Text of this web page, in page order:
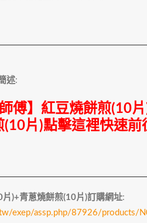
述:
傅】紅豆燒餅煎(10
(10片)點擊這裡快速前
片)+青蔥燒餅煎(10片)訂購網址:
exep/assp.php/87926/products/